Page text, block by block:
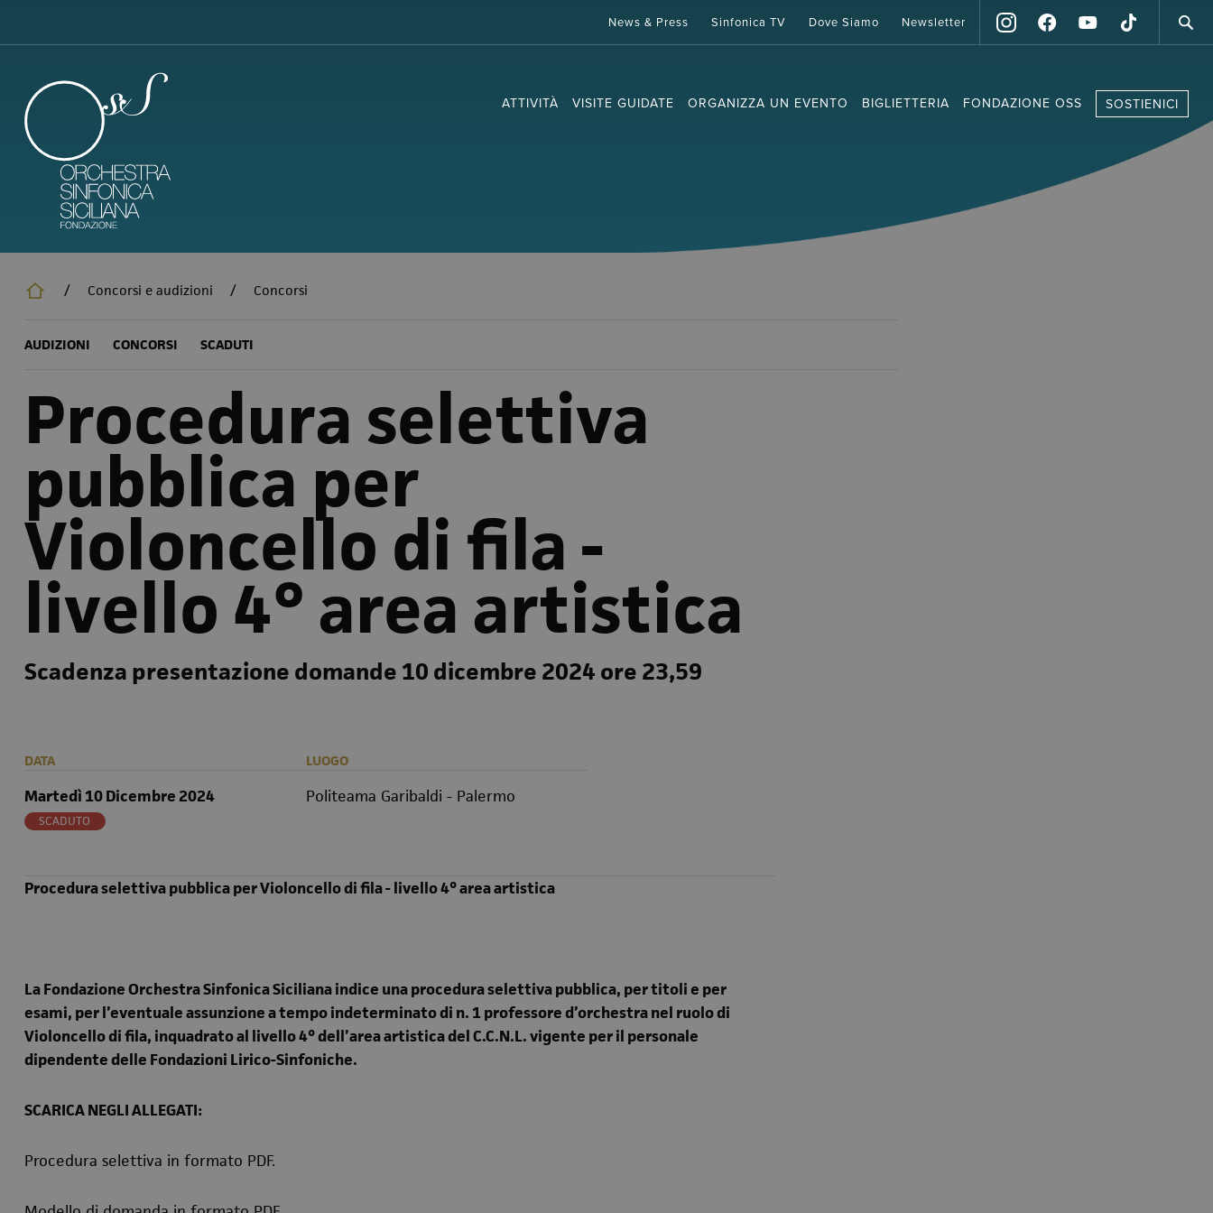
principale
ATTIVITÀ VISITE GUIDATE ORGANIZZA UN EVENTO BIGLIETTERIA FONDAZIONE OSS SOSTIENICI
News & Press Sinfonica TV Dove Siamo Newsletter
/ Concorsi e audizioni / Concorsi
AUDIZIONI CONCORSI SCADUTI
Procedura selettiva
pubblica per
Violoncello di fila -
livello 4° area artistica
Scadenza presentazione domande 10 dicembre 2024 ore 23,59
DATA LUOGO
Martedì 10 Dicembre 2024
SCADUTO
Politeama Garibaldi - Palermo
Procedura selettiva pubblica per Violoncello di fila - livello 4° area artistica
La Fondazione Orchestra Sinfonica Siciliana indice una procedura selettiva pubblica, per titoli e per
esami, per l’eventuale assunzione a tempo indeterminato di n. 1 professore d’orchestra nel ruolo di
Violoncello di fila, inquadrato al livello 4° dell’area artistica del C.C.N.L. vigente per il personale
dipendente delle Fondazioni Lirico-Sinfoniche.
SCARICA NEGLI ALLEGATI:
Procedura selettiva in formato PDF.